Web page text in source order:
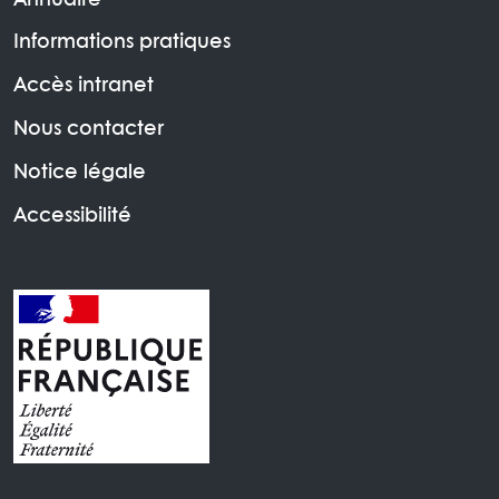
Informations pratiques
Accès intranet
Nous contacter
Notice légale
Accessibilité